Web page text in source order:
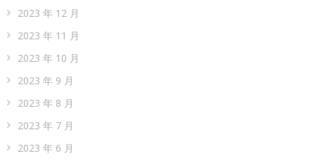
2023 年 12 月
2023 年 11 月
2023 年 10 月
2023 年 9 月
2023 年 8 月
2023 年 7 月
2023 年 6 月